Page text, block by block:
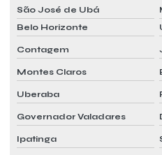
Pmoc para farmácia de manipulação
Pmoc para hospitais
Pmoc para hospital
Pmoc para indústria farmacêutica
Pmoc para laboratório
São José de Ubá
Belo Horizonte
Contagem
Montes Claros
Uberaba
Governador Valadares
Ipatinga